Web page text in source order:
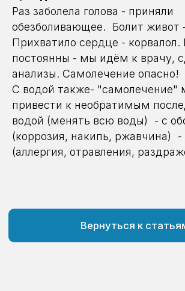
Раз заболела голова - приняли
обезболивающее. Болит живот
Прихватило сердце - корвалол.
постоянны - мы идём к врачу,
анализы. Самолечение опасно!
С водой также- "самолечение"
привести к необратимым
водой (менять всю воды) - с
(коррозия, накипь, ржавчина) -
(аллергия, отравления,
неделя? Реально!
Оставьте заявку на бесплатную
консультацию. За 24 часа подберем
бассейн под Ваши цели, финансы и
сроки!